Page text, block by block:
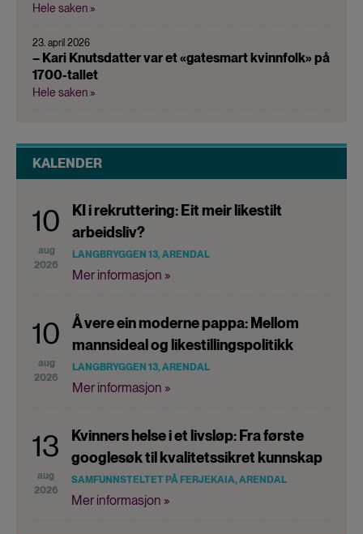
Hele saken »
23. april 2026
– Kari Knutsdatter var et «gatesmart kvinnfolk» på
1700-tallet
Hele saken »
KALENDER
10
aug
2026
KI i rekruttering: Eit meir likestilt
arbeidsliv?
LANGBRYGGEN 13, ARENDAL
Mer informasjon »
10
aug
2026
Å vere ein moderne pappa: Mellom
mannsideal og likestillingspolitikk
LANGBRYGGEN 13, ARENDAL
Mer informasjon »
13
aug
2026
Kvinners helse i et livsløp: Fra første
googlesøk til kvalitetssikret kunnskap
SAMFUNNSTELTET PÅ FERJEKAIA, ARENDAL
Mer informasjon »